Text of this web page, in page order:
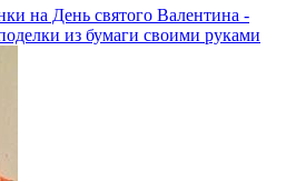
на День святого Валентина -
из бумаги своими руками